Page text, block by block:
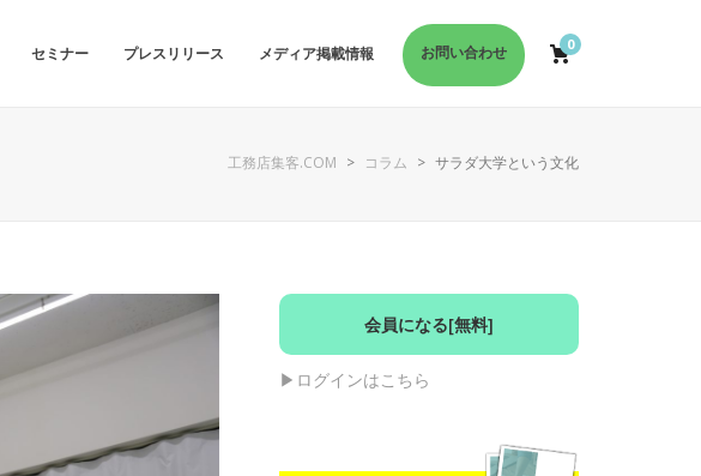
0
セミナー プレスリリース メディア掲載情報 お問い合わせ
工務店集客.COM > コラム > サラダ大学という文化
会員になる[無料]
▶︎ログインはこちら